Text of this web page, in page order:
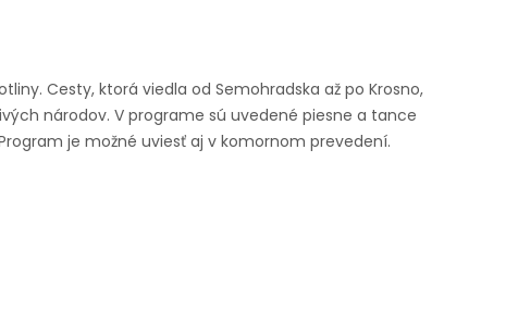
Cesty, ktorá viedla od Semohradska až po Krosno,
národov. V programe sú uvedené piesne a tance
je možné uviesť aj v komornom prevedení.